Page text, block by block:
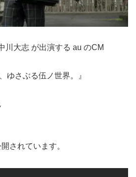
川大志 が出演する au のCM
ゆさぶる伍ノ世界。』
されています。